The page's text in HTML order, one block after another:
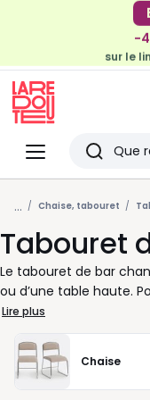
-
-
sur le
Menu
Redoute
Derniers
articles
vus
... Chaise, tabouret
Tabouret
Le tabouret de bar
ou d’une table haute.
hauteur d’assise :
l’assise et le plateau
sans dossier, pivotant,
détail joue sur le
aux repas qui
Lire plus
Chaise